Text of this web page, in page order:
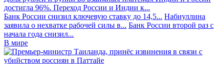
достигла 96%. Переход России и Индии к...
Банк России снизил ключевую ставку до 14,5... Набиуллина
заявила о нехватке рабочей силы в... Банк России второй раз с
начала года снизил...
В мире